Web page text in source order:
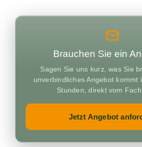
Brauchen Sie ein
Sagen Sie uns kurz, was Sie
unverbindliches Angebot kommt
Stunden, direkt vom
Jetzt Angebot